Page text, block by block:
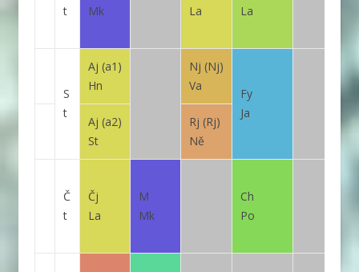
t
Mk
La
La
S
t
Aj (a1)
Hn
Nj (Nj)
Va
Fy
Ja
Aj (a2)
St
Rj (Rj)
Ně
Č
t
Čj
La
M
Mk
Ch
Po